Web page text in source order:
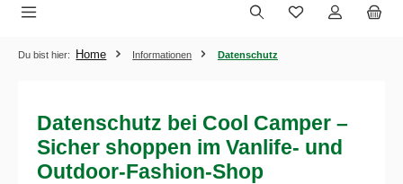
Du bist hier: Home Informationen Datenschutz
Datenschutz bei Cool Camper –
Sicher shoppen im Vanlife- und
Outdoor-Fashion-Shop